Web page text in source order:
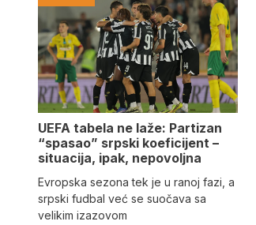
UEFA tabela ne laže: Partizan
“spasao” srpski koeficijent –
situacija, ipak, nepovoljna
Evropska sezona tek je u ranoj fazi, a
srpski fudbal već se suočava sa
velikim izazovom